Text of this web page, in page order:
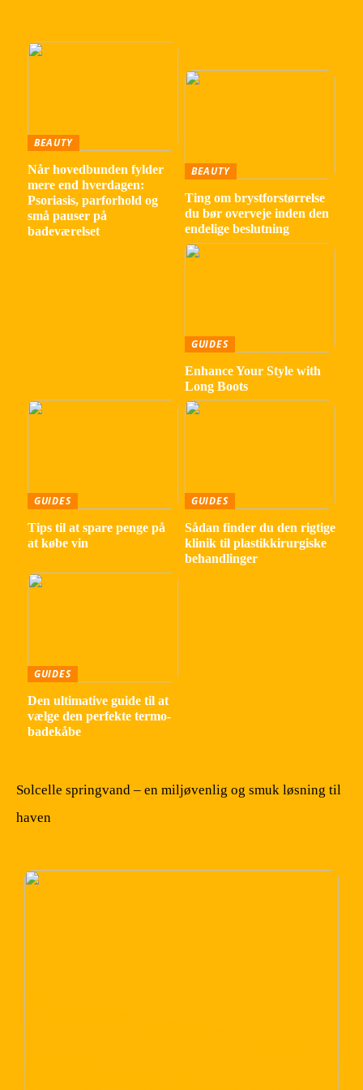
BEAUTY
Når hovedbunden fylder
mere end hverdagen:
Psoriasis, parforhold og
små pauser på
badeværelset
BEAUTY
Ting om brystforstørrelse
du bør overveje inden den
endelige beslutning
GUIDES
Enhance Your Style with
Long Boots
GUIDES
Tips til at spare penge på
at købe vin
GUIDES
Sådan finder du den rigtige
klinik til plastikkirurgiske
behandlinger
GUIDES
Den ultimative guide til at
vælge den perfekte termo-
badekåbe
Solcelle springvand – en miljøvenlig og smuk løsning til
haven